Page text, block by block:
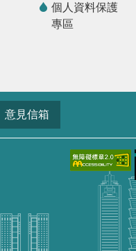
個人資料保護
專區
意見信箱